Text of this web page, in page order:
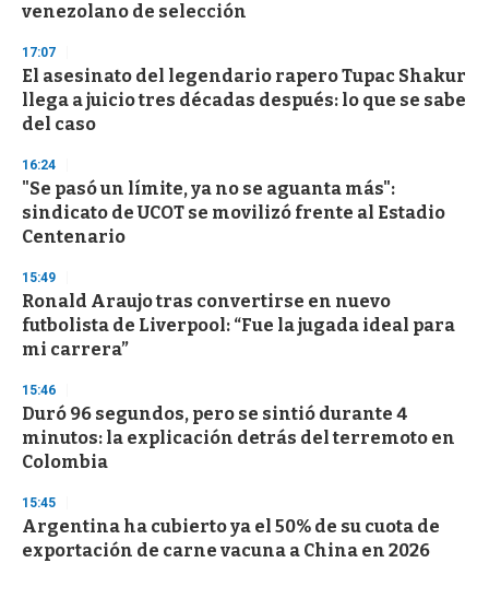
venezolano de selección
17:07
El asesinato del legendario rapero Tupac Shakur
llega a juicio tres décadas después: lo que se sabe
del caso
16:24
"Se pasó un límite, ya no se aguanta más":
sindicato de UCOT se movilizó frente al Estadio
Centenario
15:49
Ronald Araujo tras convertirse en nuevo
futbolista de Liverpool: “Fue la jugada ideal para
mi carrera”
15:46
Duró 96 segundos, pero se sintió durante 4
minutos: la explicación detrás del terremoto en
Colombia
15:45
Argentina ha cubierto ya el 50% de su cuota de
exportación de carne vacuna a China en 2026